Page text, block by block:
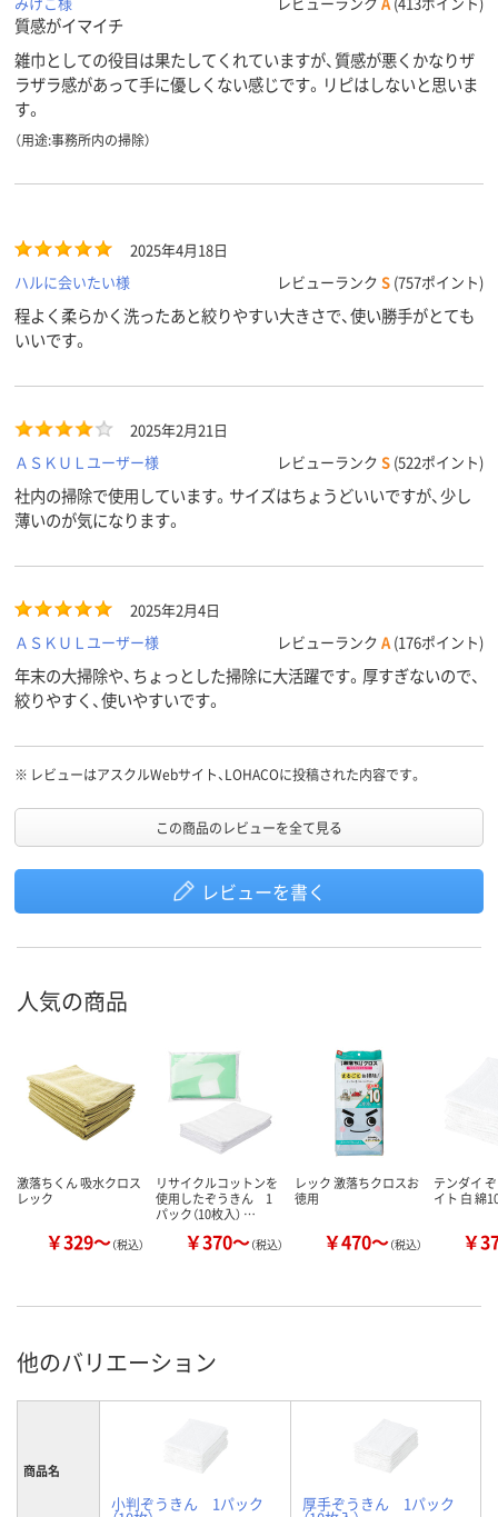
質感がイマイチ
雑巾としての役目は果たしてくれていますが、質感が悪くかなりザ
ラザラ感があって手に優しくない感じです。リピはしないと思いま
す。
（用途:事務所内の掃除）
2025年4月18日
ハルに会いたい様
レビューランク S (757ポイント)
程よく柔らかく洗ったあと絞りやすい大きさで、使い勝手がとても
いいです。
2025年2月21日
ＡＳＫＵＬユーザー様
レビューランク S (522ポイント)
社内の掃除で使用しています。サイズはちょうどいいですが、少し
薄いのが気になります。
2025年2月4日
ＡＳＫＵＬユーザー様
レビューランク A (176ポイント)
年末の大掃除や、ちょっとした掃除に大活躍です。厚すぎないので、
絞りやすく、使いやすいです。
※ レビューはアスクルWebサイト、LOHACOに投稿された内容です。
この商品のレビューを全て見る
レビューを書く
人気の商品
激落ちくん 吸水クロス
レック
￥329～（税込）
リサイクルコットンを
使用したぞうきん 1
パック（10枚入） …
￥370～（税込）
レック 激落ちクロスお
徳用
￥470～（税込）
テンダイ
イト 白 綿
￥
他のバリエーション
商品名
小判ぞうきん 1パック 厚手ぞうきん 1パック